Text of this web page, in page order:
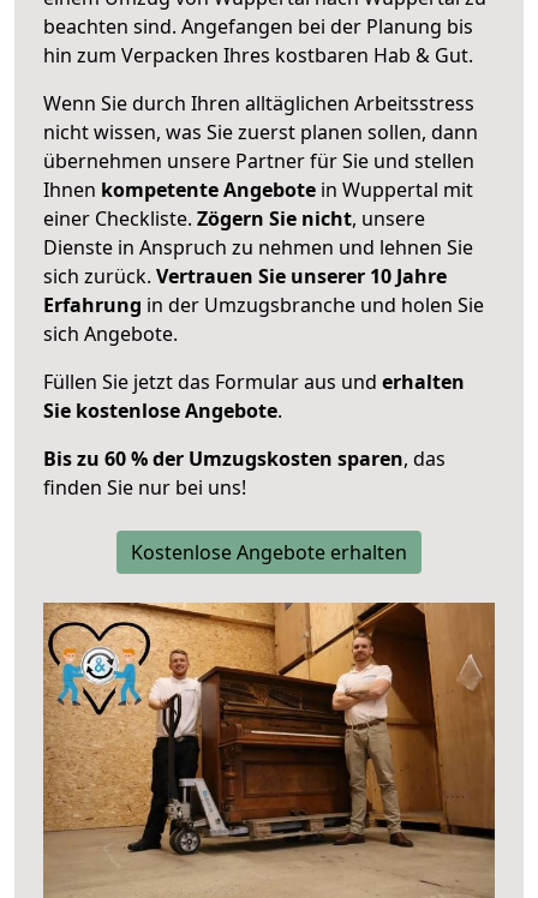
beachten sind. Angefangen bei der Planung bis
hin zum Verpacken Ihres kostbaren Hab & Gut.
Wenn Sie durch Ihren alltäglichen Arbeitsstress
nicht wissen, was Sie zuerst planen sollen, dann
übernehmen unsere Partner für Sie und stellen
Ihnen kompetente Angebote in Wuppertal mit
einer Checkliste. Zögern Sie nicht, unsere
Dienste in Anspruch zu nehmen und lehnen Sie
sich zurück. Vertrauen Sie unserer 10 Jahre
Erfahrung in der Umzugsbranche und holen Sie
sich Angebote.
Füllen Sie jetzt das Formular aus und erhalten
Sie kostenlose Angebote.
Bis zu 60 % der Umzugskosten sparen, das
finden Sie nur bei uns!
Kostenlose Angebote erhalten